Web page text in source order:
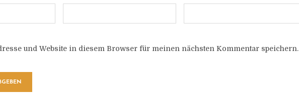
und Website in diesem Browser für meinen nächsten Kommentar speichern.